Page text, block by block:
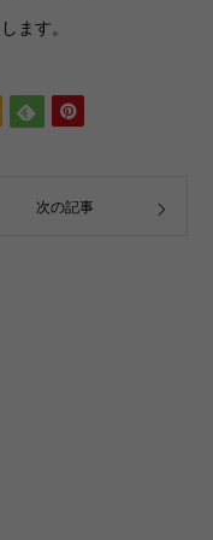
ます。
次の記事